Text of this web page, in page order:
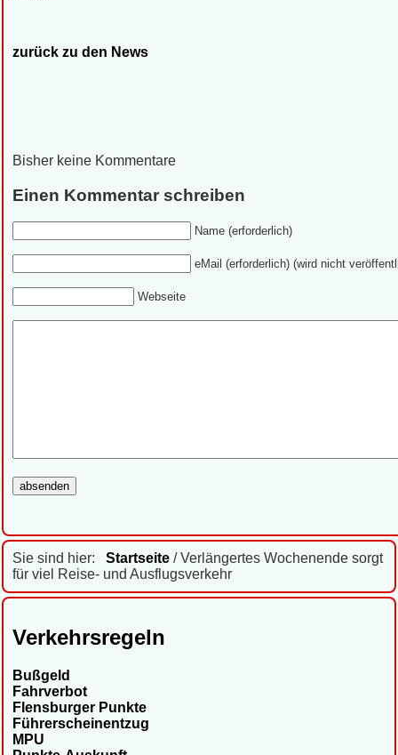
Sie sind hier: Startseite / Verlängertes Wochenende sorgt
für viel Reise- und Ausflugsverkehr
Verkehrsregeln
Bußgeld
Fahrverbot
Flensburger Punkte
Führerscheinentzug
MPU
zurück zu den News
Bisher keine Kommentare
Einen Kommentar schreiben
Name (erforderlich)
eMail (erforderlich) (wird nicht
Webseite